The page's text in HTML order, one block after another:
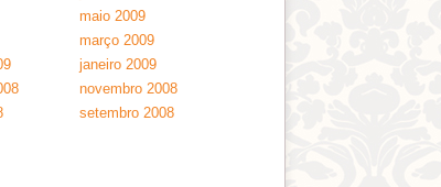
maio 2009
março 2009
janeiro 2009
novembro 2008
setembro 2008